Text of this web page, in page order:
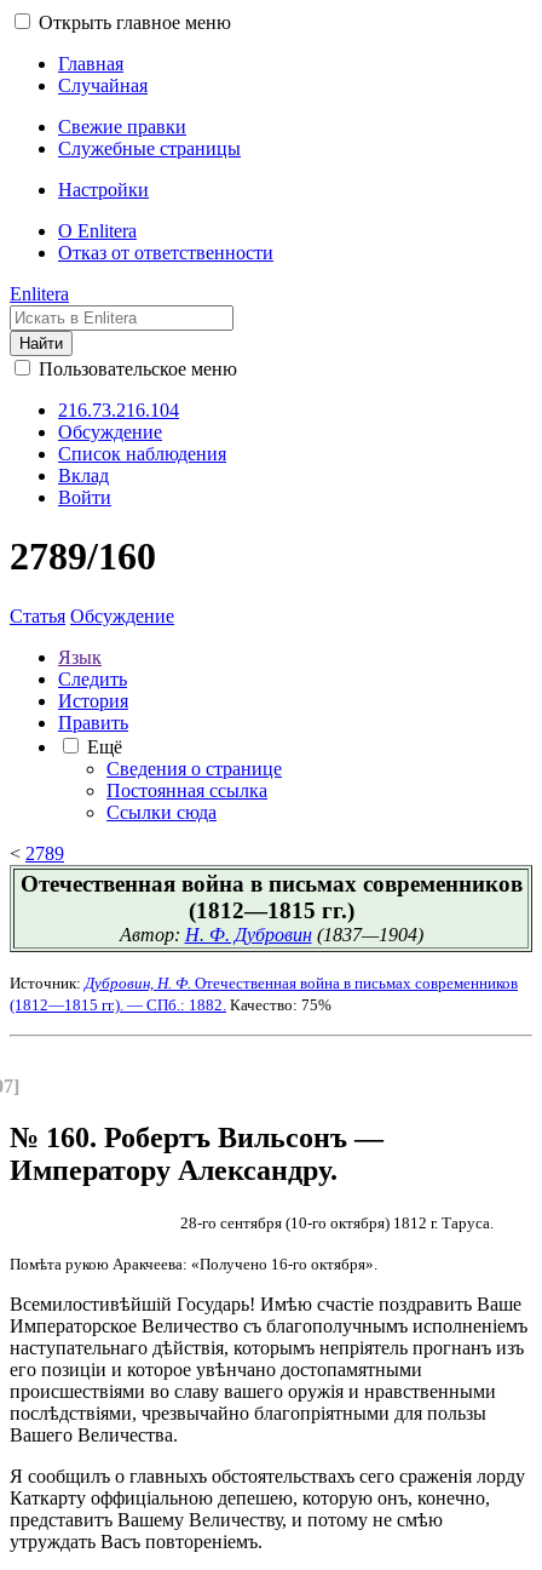
Открыть главное меню
Главная
Случайная
Свежие правки
Служебные страницы
Настройки
О Enlitera
Отказ от ответственности
Enlitera
Найти
Пользовательское меню
216.73.216.104
Обсуждение
Список наблюдения
Вклад
Войти
2789/160
Статья Обсуждение
Язык
Следить
История
Править
Ещё
Сведения о странице
Постоянная ссылка
Ссылки сюда
< 2789
Отечественная война в письмах современников
(1812—1815 гг.)
Автор: Н. Ф. Дубровин(1837—1904)
Источник: Дубровин, Н. Ф. Отечественная война в письмах современников
(1812—1815 гг.). — СПб.: 1882. Качество: 75%
№ 160. Робертъ Вильсонъ —
Императору Александру.
28-го сентября (10-го октября) 1812 г. Таруса.
Помѣта рукою Аракчеева: «Получено 16-го октября».
Всемилостивѣйшій Государь! Имѣю счастіе поздравить Ваше
Императорское Величество съ благополучнымъ исполненіемъ
наступательнаго дѣйствія, которымъ непріятель прогнанъ изъ
его позиціи и которое увѣнчано достопамятными
происшествіями во славу вашего оружія и нравственными
послѣдствіями, чрезвычайно благопріятными для пользы
Вашего Величества.
Я сообщилъ о главныхъ обстоятельствахъ сего сраженія лорду
Каткарту оффиціальною депешею, которую онъ, конечно,
представитъ Вашему Величеству, и потому не смѣю
утруждать Васъ повтореніемъ.